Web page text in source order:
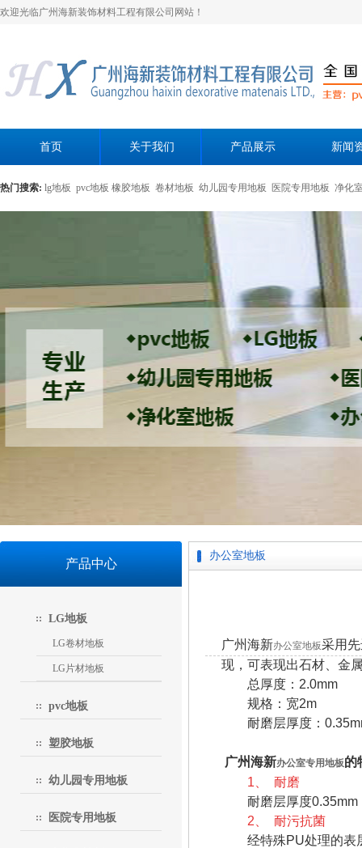
欢迎光临广州海新装饰材料工程有限公司网站！
首页 关于我们 产品展示 新闻
热门搜索: lg地板 pvc地板 橡胶地板 卷材地板 幼儿园专用地板 医院专用地板 净化
产品中心
LG地板
LG卷材地板
LG片材地板
pvc地板
塑胶地板
幼儿园专用地板
医院专用地板
办公室地板
广州海新办公室地板采用
现，可表现出石材、金
总厚度：2.0mm
规格：宽2m
耐磨层厚度：
广州海新办公室专用地板的
1、
耐磨
耐磨层厚度0.35mm
2、
耐污抗菌
经特殊PU处理的表层